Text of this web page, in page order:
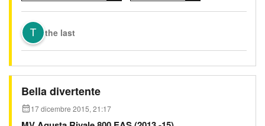
the last
Bella divertente
17 dicembre 2015, 21:17